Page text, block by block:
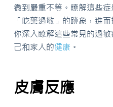
微到嚴重不等。瞭解這些
「吃藥過敏」的跡象，進
你深入瞭解這些常見的過
己和家人的健康 。
皮膚反應